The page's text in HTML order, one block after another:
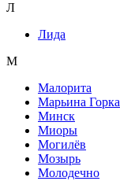
Л
Лида
М
Малорита
Марьина Горка
Минск
Миоры
Могилёв
Мозырь
Молодечно